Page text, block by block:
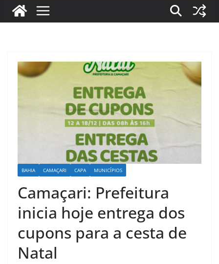
BAHIA CAMAÇARI CAPA MUNICÍPIOS
Camaçari: Prefeitura
inicia hoje entrega dos
cupons para a cesta de
Natal